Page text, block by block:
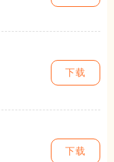
下载
下载